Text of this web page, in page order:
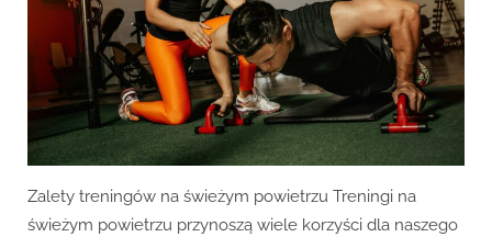
treningu
lepsze
od
tych
siłowni?
Zalety treningów na świeżym powietrzu Treningi na
świeżym powietrzu przynoszą wiele korzyści dla naszego